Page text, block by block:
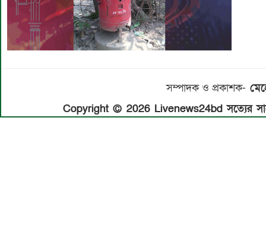
সম্পাদক ও প্রকাশক-
Copyright © 2026 Livenews24bd সত্যের